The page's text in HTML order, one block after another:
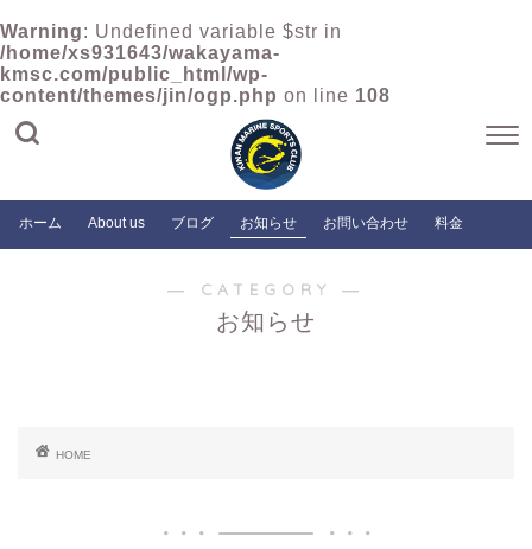
Warning: Undefined variable $str in
/home/xs931643/wakayama-
kmsc.com/public_html/wp-
content/themes/jin/ogp.php on line 108
ホーム About us ブログ お知らせ お問い合わせ 料金
― CATEGORY ―
お知らせ
HOME